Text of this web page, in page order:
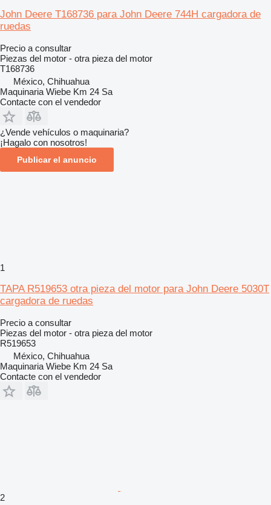
John Deere T168736 para John Deere 744H cargadora de
ruedas
Precio a consultar
Piezas del motor - otra pieza del motor
T168736
México, Chihuahua
Maquinaria Wiebe Km 24 Sa
Contacte con el vendedor
¿Vende vehículos o maquinaria?
¡Hagalo con nosotros!
Publicar el anuncio
1
TAPA R519653 otra pieza del motor para John Deere 5030T
cargadora de ruedas
Precio a consultar
Piezas del motor - otra pieza del motor
R519653
México, Chihuahua
Maquinaria Wiebe Km 24 Sa
Contacte con el vendedor
2